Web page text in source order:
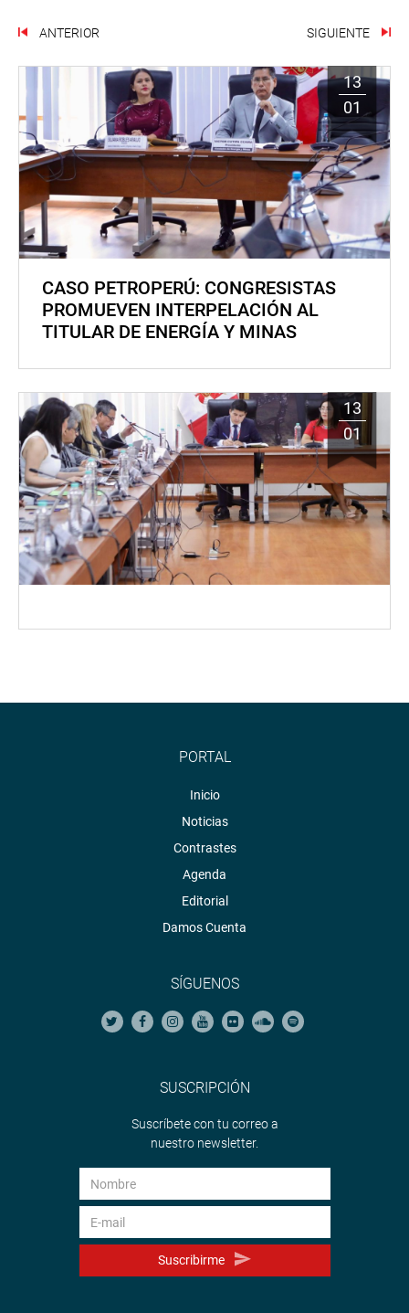
ANTERIOR SIGUIENTE
13
01
CASO PETROPERÚ: CONGRESISTAS
PROMUEVEN INTERPELACIÓN AL
TITULAR DE ENERGÍA Y MINAS
13
01
PORTAL
Inicio
Noticias
Contrastes
Agenda
Editorial
Damos Cuenta
SÍGUENOS
SUSCRIPCIÓN
Suscríbete con tu correo a
nuestro newsletter.
Suscribirme